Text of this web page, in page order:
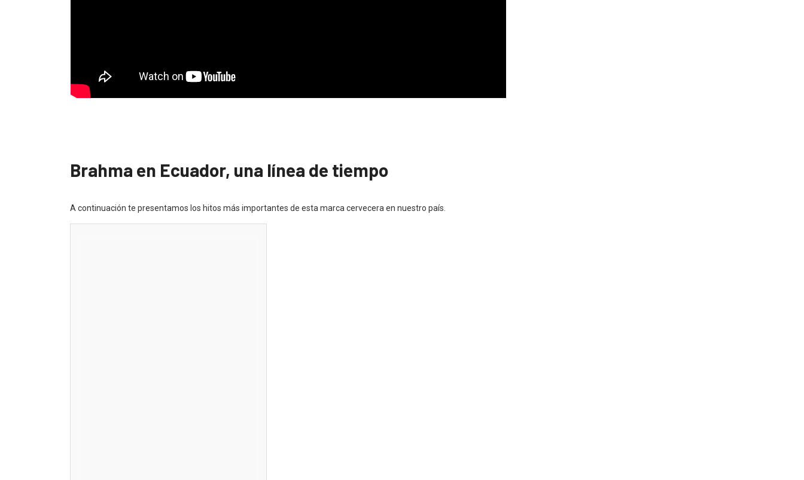
Brahma en Ecuador, una línea de tiempo
A continuación te presentamos los hitos más importantes de esta marca cervecera en nuestro país.